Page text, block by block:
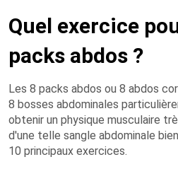
Quel exercice
packs abdos ?
Les 8 packs abdos ou 8 abdos
8 bosses abdominales
obtenir un physique musculaire
d'une telle sangle abdominale
10 principaux exercices.